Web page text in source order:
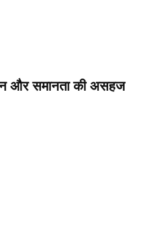
और समानता की असहज